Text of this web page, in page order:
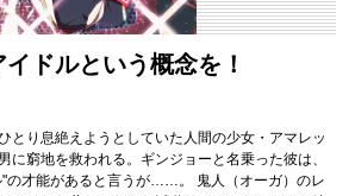
ドルという概念を！
とり息絶えようとしていた人間の少女・アマレッ
に窮地を救われる。ギンジョーと名乗った彼は、
"の才能があると言うが……。 鬼人（オーガ）のレ